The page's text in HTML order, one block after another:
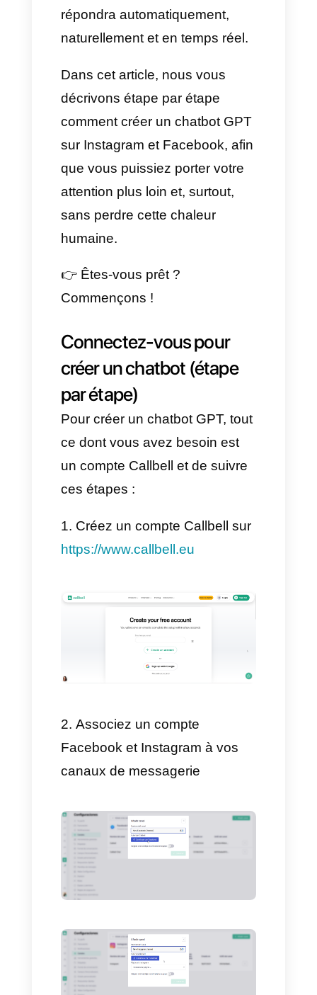
efficaces et personnalisées
pour répondre à leurs clients.
C'est donc sur Facebook et
Instagram que l'on enregistre le
plus de messages et le plus de
besoins. Et le meilleur dans tout
cela, c'est que vous pouvez
désormais, avec l'aide de
Callbell, les connecter à
ChatGPT et créer un bot qui
répondra automatiquement,
Dans cet article, nous vous
décrivons étape par étape
comment créer un chatbot GPT
sur Instagram et Facebook, afin
que vous puissiez porter votre
sans perdre cette chaleur
👉 Êtes-vous prêt ?
Commençons !
créer un chatbot (étape
par étape)
ce dont vous avez besoin est
un compte Callbell et de suivre
ces étapes :
Créez un compte Callbell sur
https://www.callbell.eu